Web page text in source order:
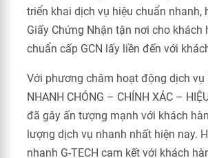
triển khai dịch vụ hiệu chuẩn nhanh,
Giấy Chứng Nhận tận nơi cho khách
chuẩn cấp GCN lấy liền đến với
Với phương châm hoạt động dịch vụ
NHANH CHÓNG – CHÍNH XÁC –
đã gây ấn tượng mạnh với khách
lượng dịch vụ nhanh nhất hiện nay.
nhanh G-TECH cam kết với khách